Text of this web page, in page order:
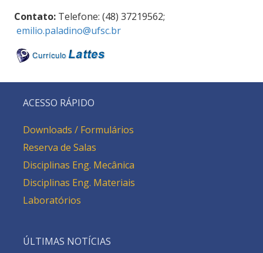
Contato: Telefone: (48) 37219562;
emilio.paladino@ufsc.br
ACESSO RÁPIDO
Downloads / Formulários
Reserva de Salas
Disciplinas Eng. Mecânica
Disciplinas Eng. Materiais
Laboratórios
ÚLTIMAS NOTÍCIAS